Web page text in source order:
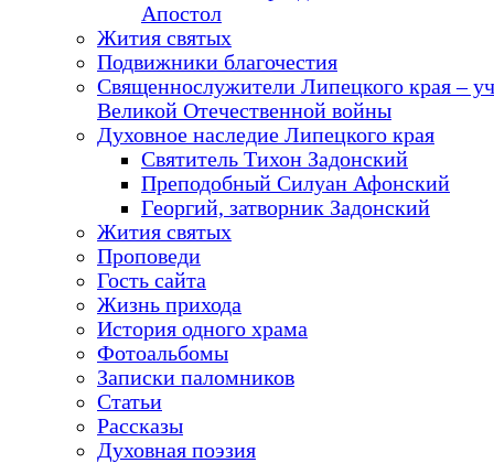
Апостол
Жития святых
Подвижники благочестия
Священнослужители Липецкого края –
Великой Отечественной войны
Духовное наследие Липецкого края
Святитель Тихон Задонский
Преподобный Силуан Афонский
Георгий, затворник Задонский
Жития святых
Проповеди
Гость сайта
Жизнь прихода
История одного храма
Фотоальбомы
Записки паломников
Статьи
Рассказы
Духовная поэзия